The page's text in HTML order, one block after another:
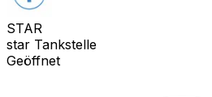
STAR
star Tankstelle
Geöffnet